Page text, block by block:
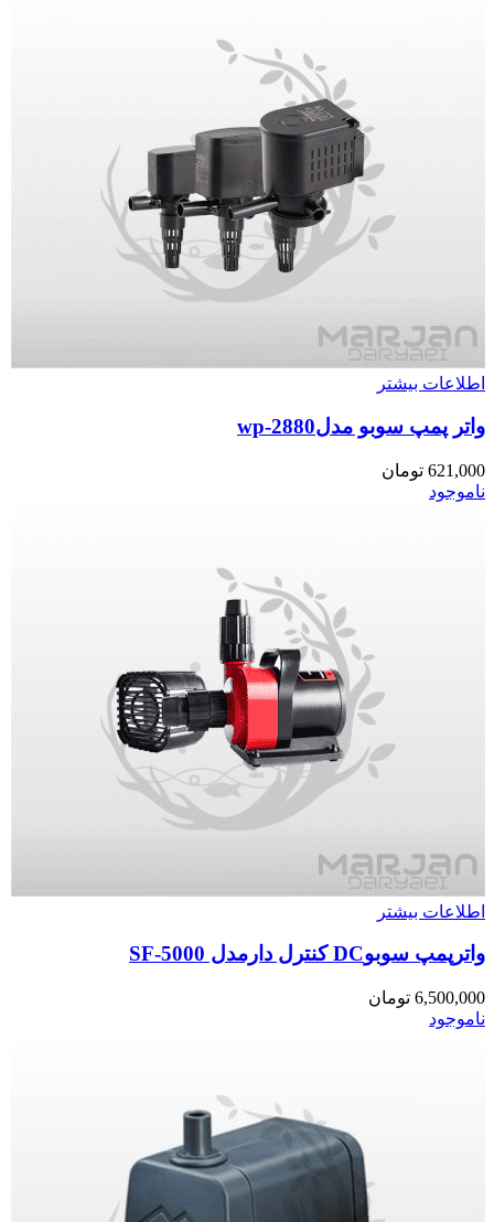
اطلاعات بیشتر
واتر پمپ سوبو مدلwp-2880
621,000 تومان
ناموجود
اطلاعات بیشتر
واترپمپ سوبوDC کنترل دارمدل SF-5000
6,500,000 تومان
ناموجود